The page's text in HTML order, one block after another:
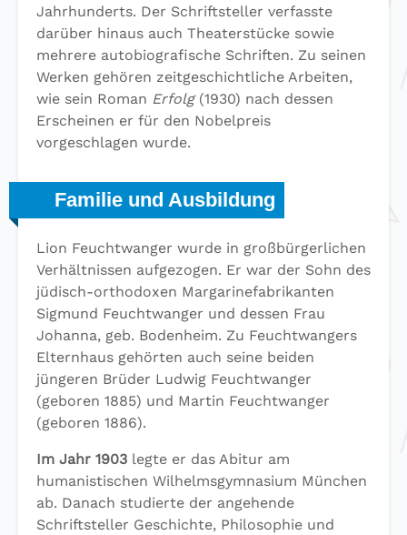
Jahrhunderts. Der Schriftsteller verfasste
darüber hinaus auch Theaterstücke sowie
mehrere autobiografische Schriften. Zu seinen
Werken gehören zeitgeschichtliche Arbeiten,
wie sein Roman Erfolg(1930) nach dessen
Erscheinen er für den Nobelpreis
vorgeschlagen wurde.
Familie und Ausbildung
Lion Feuchtwanger wurde in großbürgerlichen
Verhältnissen aufgezogen. Er war der Sohn des
jüdisch-orthodoxen Margarinefabrikanten
Sigmund Feuchtwanger und dessen Frau
Johanna, geb. Bodenheim. Zu Feuchtwangers
Elternhaus gehörten auch seine beiden
jüngeren Brüder Ludwig Feuchtwanger
(geboren 1885) und Martin Feuchtwanger
(geboren 1886).
Im Jahr 1903 legte er das Abitur am
humanistischen Wilhelmsgymnasium München
ab. Danach studierte der angehende
Schriftsteller Geschichte, Philosophie und